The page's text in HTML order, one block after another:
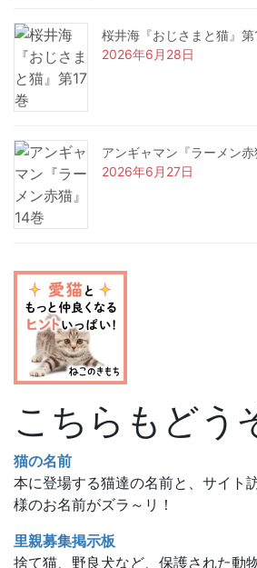
桜井海『おじさまと猫』第
2026年6月28日
アンギャマン『ラーメン
2026年6月27日
こちらもどう
猫の名前
本に登場する猫達の名前と、サイト
様のお名前がズラ～リ！
里親募集掲示板
捨て猫、野良犬など、保護された動